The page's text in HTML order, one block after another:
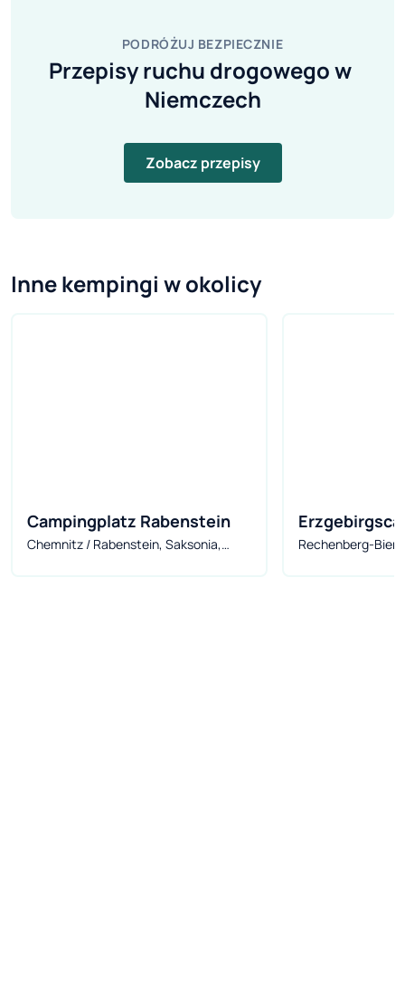
PODRÓŻUJ BEZPIECZNIE
Przepisy ruchu drogowego w
Niemczech
Zobacz przepisy
Inne kempingi w okolicy
Campingplatz Rabenstein
Chemnitz / Rabenstein, Saksonia,
Neuclausnitz
Rechenberg-